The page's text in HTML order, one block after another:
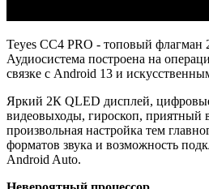
Teyes CC4 PRO - топовый флагман
Аудиосистема построена на
связке с Android 13 и
Яркий 2К QLED дисплей,
видеовыходы, гироскоп, приятный
произвольная настройка тем
форматов звука и возможность
Android Auto.